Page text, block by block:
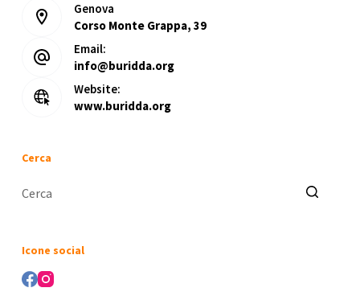
Genova
Corso Monte Grappa, 39
Email:
info@buridda.org
Website:
www.buridda.org
Cerca
Icone social